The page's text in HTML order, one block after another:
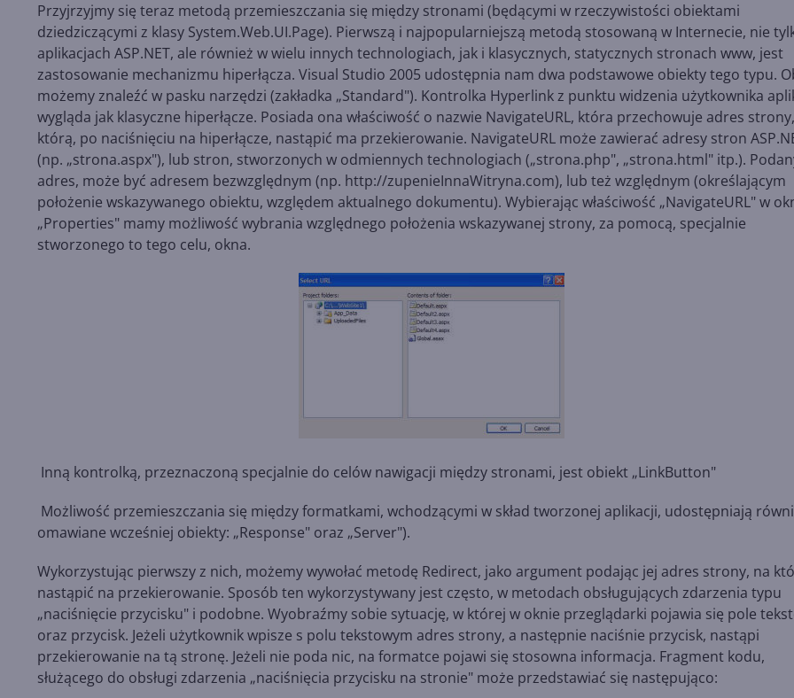
Przyjrzyjmy się teraz metodą przemieszczania się między stronami (będącymi w rzeczywistości obiektami
dziedziczącymi z klasy System.Web.UI.Page). Pierwszą i najpopularniejszą metodą stosowaną w Internecie, nie
aplikacjach ASP.NET, ale również w wielu innych technologiach, jak i klasycznych, statycznych stronach www, jest
zastosowanie mechanizmu hiperłącza. Visual Studio 2005 udostępnia nam dwa podstawowe obiekty tego typu.
możemy znaleźć w pasku narzędzi (zakładka „Standard"). Kontrolka Hyperlink z punktu widzenia użytkownika
wygląda jak klasyczne hiperłącze. Posiada ona właściwość o nazwie NavigateURL, która przechowuje adres
którą, po naciśnięciu na hiperłącze, nastąpić ma przekierowanie. NavigateURL może zawierać adresy stron
(np. „strona.aspx"), lub stron, stworzonych w odmiennych technologiach („strona.php", „strona.html" itp.).
adres, może być adresem bezwzględnym (np. http://zupenieInnaWitryna.com), lub też względnym (określającym
położenie wskazywanego obiektu, względem aktualnego dokumentu). Wybierając właściwość „NavigateURL" w
„Properties" mamy możliwość wybrania względnego położenia wskazywanej strony, za pomocą, specjalnie
stworzonego to tego celu, okna.
Inną kontrolką, przeznaczoną specjalnie do celów nawigacji między stronami, jest obiekt „LinkButton"
Możliwość przemieszczania się między formatkami, wchodzącymi w skład tworzonej aplikacji, udostępniają
omawiane wcześniej obiekty: „Response" oraz „Server").
Wykorzystując pierwszy z nich, możemy wywołać metodę Redirect, jako argument podając jej adres strony, na
nastąpić na przekierowanie. Sposób ten wykorzystywany jest często, w metodach obsługujących zdarzenia typu
„naciśnięcie przycisku" i podobne. Wyobraźmy sobie sytuację, w której w oknie przeglądarki pojawia się pole
oraz przycisk. Jeżeli użytkownik wpisze s polu tekstowym adres strony, a następnie naciśnie przycisk, nastąpi
przekierowanie na tą stronę. Jeżeli nie poda nic, na formatce pojawi się stosowna informacja. Fragment kodu,
służącego do obsługi zdarzenia „naciśnięcia przycisku na stronie" może przedstawiać się następująco: